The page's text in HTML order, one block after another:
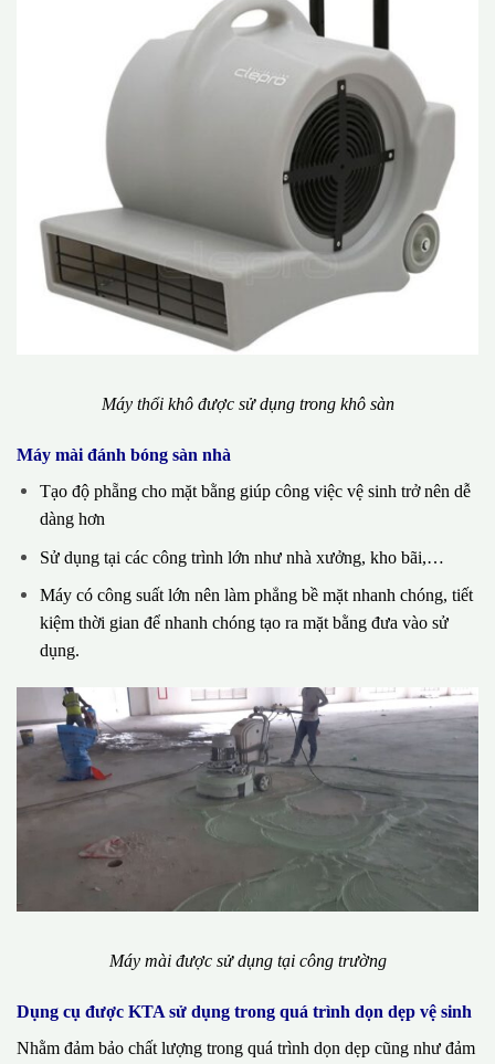
Máy thổi khô được sử dụng trong khô sàn
Máy mài đánh bóng sàn nhà
Tạo độ phẵng cho mặt bằng giúp công việc vệ sinh trở nên dễ
dàng hơn
Sử dụng tại các công trình lớn như nhà xưởng, kho bãi,…
Máy có công suất lớn nên làm phẳng bề mặt nhanh chóng, tiết
kiệm thời gian để nhanh chóng tạo ra mặt bằng đưa vào sử
dụng.
Máy mài được sử dụng tại công trường
Dụng cụ được KTA sử dụng trong quá trình dọn dẹp vệ sinh
Nhằm đảm bảo chất lượng trong quá trình dọn dẹp cũng như đảm